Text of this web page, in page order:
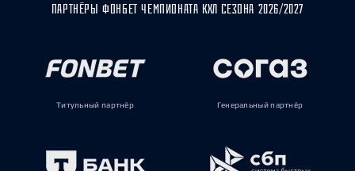
ПАРТНЁРЫ ФОНБЕТ ЧЕМПИОНАТА КХЛ СЕЗОНА 2026/2027
Титульный партнёр Генеральный партнёр